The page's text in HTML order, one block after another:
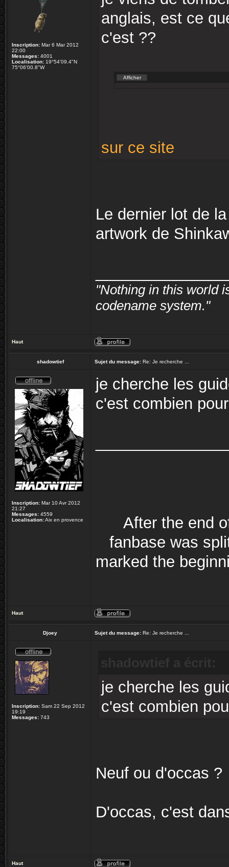
Inscription: Mar 6 Mar 2012
22:00
Messages: 4001
Localisation: 19°54'09.4"N
75°06'00.8"W
anglais, est ce
c'est ??
sur ce site
Le dernier lot de
artwork de
"Nothing in this world
codename system."
Haut
shadowtief Sujet du message: Re: Je recherche ...
Inscription: Mar 10 Avr 2012
21:27
Messages: 4559
Localisation:Aix en provence
je cherche les
c'est combien
After the end
fanbase was
marked the
Haut
Djoey Sujet du message: Re: Je recherche ...
Inscription: Sam 22 Sep 2012
19:19
Messages: 743
je cherche les
c'est combien
Neuf ou d'occas ?
D'occas, c'est
Haut